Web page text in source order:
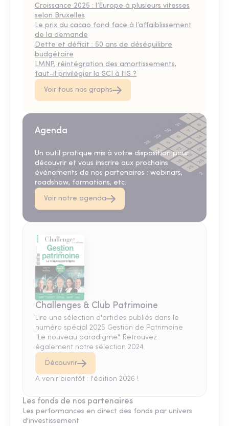
Croissance 2025 : l’Europe à plusieurs vitesses
selon Bruxelles
Le prix du cacao fond face à l’affaiblissement
de la demande
Dette et déficit : 50 ans de déséquilibre
budgétaire
LMNP, réintégration des amortissements,
faut-il privilégier la SCI à l'IS ?
Voir tous nos graphs
Agenda
Un outil pratique mis à votre disposition pour
découvrir et vous inscrire aux prochains
événements de nos partenaires : webinars,
roadshow, formations, etc.
Voir notre agenda
Challenges & Club Patrimoine
Lire une sélection d'articles publiés dans le
numéro spécial 2025 Gestion de Patrimoine
"Le nouveau paradigme". Retrouvez
également notre sélection 2024.
Découvrir
A venir bientôt : l'édition 2026 !
Les fonds de nos partenaires
Les performances en direct des fonds par univers
d'investissement